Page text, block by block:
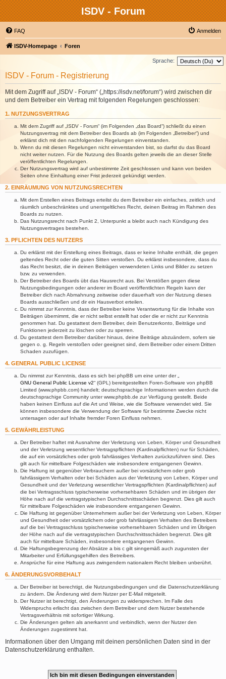
ISDV - Forum
FAQ Anmelden
ISDV-Homepage Foren
Sprache:
ISDV - Forum - Registrierung
Mit dem Zugriff auf „ISDV - Forum“ („https://isdv.net/forum“) wird zwischen dir
und dem Betreiber ein Vertrag mit folgenden Regelungen geschlossen:
1. NUTZUNGSVERTRAG
Mit dem Zugriff auf „ISDV - Forum“ (im Folgenden „das Board“) schließt du einen
Nutzungsvertrag mit dem Betreiber des Boards ab (im Folgenden „Betreiber“) und
erklärst dich mit den nachfolgenden Regelungen einverstanden.
Wenn du mit diesen Regelungen nicht einverstanden bist, so darfst du das Board
nicht weiter nutzen. Für die Nutzung des Boards gelten jeweils die an dieser Stelle
veröffentlichten Regelungen.
Der Nutzungsvertrag wird auf unbestimmte Zeit geschlossen und kann von beiden
Seiten ohne Einhaltung einer Frist jederzeit gekündigt werden.
2. EINRÄUMUNG VON NUTZUNGSRECHTEN
Mit dem Erstellen eines Beitrags erteilst du dem Betreiber ein einfaches, zeitlich und
räumlich unbeschränktes und unentgeltliches Recht, deinen Beitrag im Rahmen des
Boards zu nutzen.
Das Nutzungsrecht nach Punkt 2, Unterpunkt a bleibt auch nach Kündigung des
Nutzungsvertrages bestehen.
3. PFLICHTEN DES NUTZERS
Du erklärst mit der Erstellung eines Beitrags, dass er keine Inhalte enthält, die gegen
geltendes Recht oder die guten Sitten verstoßen. Du erklärst insbesondere, dass du
das Recht besitzt, die in deinen Beiträgen verwendeten Links und Bilder zu setzen
bzw. zu verwenden.
Der Betreiber des Boards übt das Hausrecht aus. Bei Verstößen gegen diese
Nutzungsbedingungen oder anderer im Board veröffentlichten Regeln kann der
Betreiber dich nach Abmahnung zeitweise oder dauerhaft von der Nutzung dieses
Boards ausschließen und dir ein Hausverbot erteilen.
Du nimmst zur Kenntnis, dass der Betreiber keine Verantwortung für die Inhalte von
Beiträgen übernimmt, die er nicht selbst erstellt hat oder die er nicht zur Kenntnis
genommen hat. Du gestattest dem Betreiber, dein Benutzerkonto, Beiträge und
Funktionen jederzeit zu löschen oder zu sperren.
Du gestattest dem Betreiber darüber hinaus, deine Beiträge abzuändern, sofern sie
gegen o. g. Regeln verstoßen oder geeignet sind, dem Betreiber oder einem Dritten
Schaden zuzufügen.
4. GENERAL PUBLIC LICENSE
Du nimmst zur Kenntnis, dass es sich bei phpBB um eine unter der „
GNU General Public License v2“ (GPL) bereitgestellten Foren-Software von phpBB
Limited (www.phpbb.com) handelt; deutschsprachige Informationen werden durch die
deutschsprachige Community unter www.phpbb.de zur Verfügung gestellt. Beide
haben keinen Einfluss auf die Art und Weise, wie die Software verwendet wird. Sie
können insbesondere die Verwendung der Software für bestimmte Zwecke nicht
untersagen oder auf Inhalte fremder Foren Einfluss nehmen.
5. GEWÄHRLEISTUNG
Der Betreiber haftet mit Ausnahme der Verletzung von Leben, Körper und Gesundheit
und der Verletzung wesentlicher Vertragspflichten (Kardinalpflichten) nur für Schäden,
die auf ein vorsätzliches oder grob fahrlässiges Verhalten zurückzuführen sind. Dies
gilt auch für mittelbare Folgeschäden wie insbesondere entgangenen Gewinn.
Die Haftung ist gegenüber Verbrauchern außer bei vorsätzlichem oder grob
fahrlässigem Verhalten oder bei Schäden aus der Verletzung von Leben, Körper und
Gesundheit und der Verletzung wesentlicher Vertragspflichten (Kardinalpflichten) auf
die bei Vertragsschluss typischerweise vorhersehbaren Schäden und im übrigen der
Höhe nach auf die vertragstypischen Durchschnittsschäden begrenzt. Dies gilt auch
für mittelbare Folgeschäden wie insbesondere entgangenen Gewinn.
Die Haftung ist gegenüber Unternehmern außer bei der Verletzung von Leben, Körper
und Gesundheit oder vorsätzlichem oder grob fahrlässigem Verhalten des Betreibers
auf die bei Vertragsschluss typischerweise vorhersehbaren Schäden und im Übrigen
der Höhe nach auf die vertragstypischen Durchschnittsschäden begrenzt. Dies gilt
auch für mittelbare Schäden, insbesondere entgangenen Gewinn.
Die Haftungsbegrenzung der Absätze a bis c gilt sinngemäß auch zugunsten der
Mitarbeiter und Erfüllungsgehilfen des Betreibers.
Ansprüche für eine Haftung aus zwingendem nationalem Recht bleiben unberührt.
6. ÄNDERUNGSVORBEHALT
Der Betreiber ist berechtigt, die Nutzungsbedingungen und die Datenschutzerklärung
zu ändern. Die Änderung wird dem Nutzer per E-Mail mitgeteilt.
Der Nutzer ist berechtigt, den Änderungen zu widersprechen. Im Falle des
Widerspruchs erlischt das zwischen dem Betreiber und dem Nutzer bestehende
Vertragsverhältnis mit sofortiger Wirkung.
Die Änderungen gelten als anerkannt und verbindlich, wenn der Nutzer den
Änderungen zugestimmt hat.
Informationen über den Umgang mit deinen persönlichen Daten sind in der
Datenschutzerklärung enthalten.